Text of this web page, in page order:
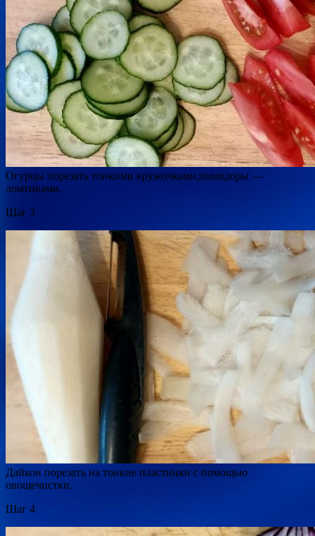
Огурцы порезать тонкими кружочками,помидоры —
ломтиками.
Шаг 3
Дайкон порезать на тонкие пластинки с помощью
овощечистки.
Шаг 4